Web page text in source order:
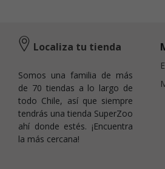
Localiza tu tienda
Somos una familia de más
de 70 tiendas a lo largo de
todo Chile, así que siempre
tendrás una tienda SuperZoo
ahí donde estés. ¡Encuentra
la más cercana!